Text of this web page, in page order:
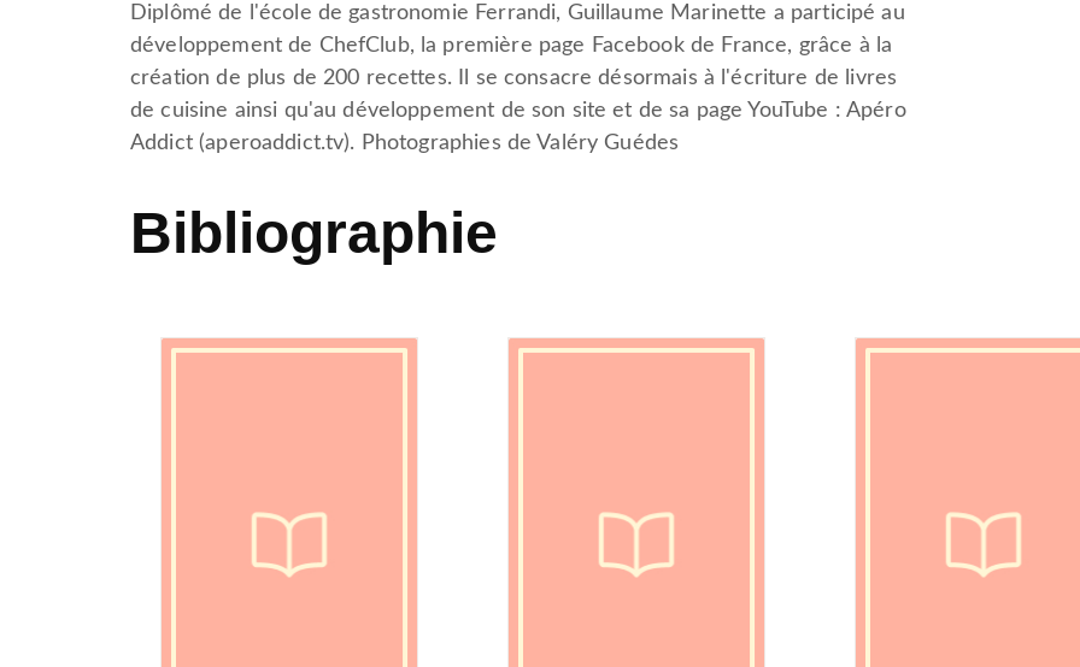
Diplômé de l'école de gastronomie Ferrandi, Guillaume Marinette a participé au
développement de ChefClub, la première page Facebook de France, grâce à la
création de plus de 200 recettes. Il se consacre désormais à l'écriture de livres
de cuisine ainsi qu'au développement de son site et de sa page YouTube : Apéro
Addict (aperoaddict.tv). Photographies de Valéry Guédes
Bibliographie